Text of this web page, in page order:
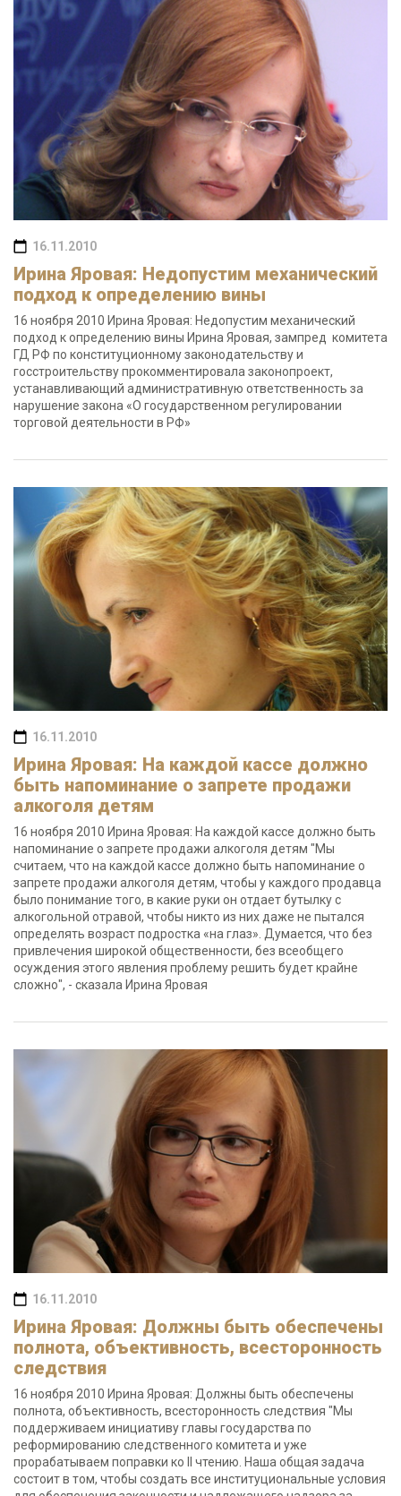
16.11.2010
Ирина Яровая: Недопустим механический
подход к определению вины
16 ноября 2010 Ирина Яровая: Недопустим механический
подход к определению вины Ирина Яровая, зампред комитета
ГД РФ по конституционному законодательству и
госстроительству прокомментировала законопроект,
устанавливающий административную ответственность за
нарушение закона «О государственном регулировании
торговой деятельности в РФ»
16.11.2010
Ирина Яровая: На каждой кассе должно
быть напоминание о запрете продажи
алкоголя детям
16 ноября 2010 Ирина Яровая: На каждой кассе должно быть
напоминание о запрете продажи алкоголя детям "Мы
считаем, что на каждой кассе должно быть напоминание о
запрете продажи алкоголя детям, чтобы у каждого продавца
было понимание того, в какие руки он отдает бутылку с
алкогольной отравой, чтобы никто из них даже не пытался
определять возраст подростка «на глаз». Думается, что без
привлечения широкой общественности, без всеобщего
осуждения этого явления проблему решить будет крайне
сложно", - сказала Ирина Яровая
16.11.2010
Ирина Яровая: Должны быть обеспечены
полнота, объективность, всесторонность
следствия
16 ноября 2010 Ирина Яровая: Должны быть обеспечены
полнота, объективность, всесторонность следствия "Мы
поддерживаем инициативу главы государства по
реформированию следственного комитета и уже
прорабатываем поправки ко II чтению. Наша общая задача
состоит в том, чтобы создать все институциональные условия